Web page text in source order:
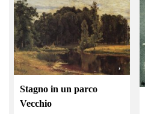
Stagno in un parco
Vecchio